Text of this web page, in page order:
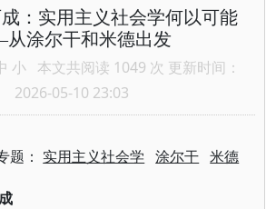
：实用主义社会学何以可能
涂尔干和米德出发
小 本文共阅读 1049 次 更新时间：
2026-05-10 23:03
题： 实用主义社会学 涂尔干 米德